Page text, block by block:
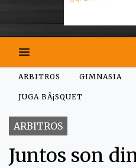
ARBITROS GIMNASIA
JUGA BÃ¡SQUET
ARBITROS
Juntos son